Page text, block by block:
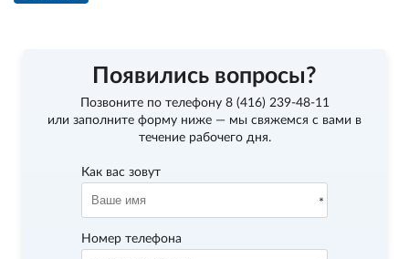
Появились вопросы?
Позвоните по телефону 8 (416) 239-48-11
или заполните форму ниже — мы свяжемся с вами в
течение рабочего дня.
Как вас зовут
Номер телефона